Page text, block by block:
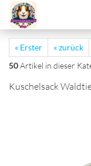
« Erster « zurück
50Artikel in dieser
Kuschelsack